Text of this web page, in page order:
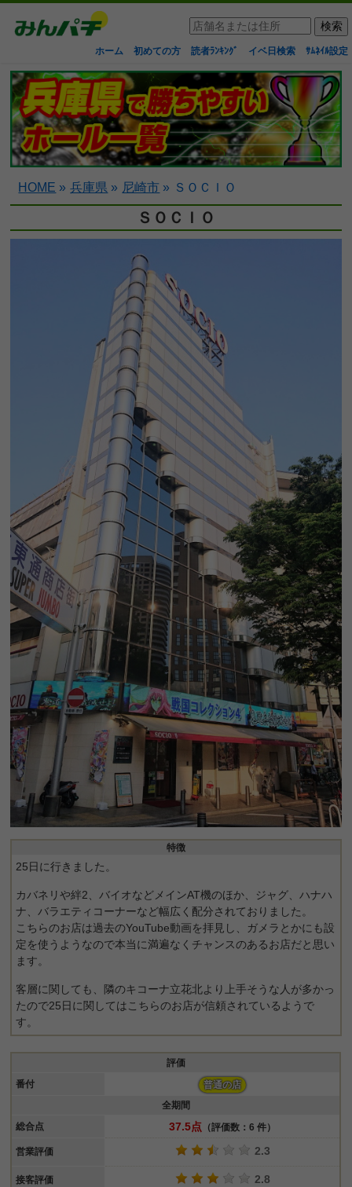
ホーム 初めての方 読者ﾗﾝｷﾝｸﾞ イベ日検索 ｻﾑﾈｲﾙ設定
HOME » 兵庫県 » 尼崎市 » ＳＯＣＩＯ
ＳＯＣＩＯ
特徴
25日に行きました。
カバネリや絆2、バイオなどメインAT機のほか、ジャグ、ハナハ
ナ、バラエティコーナーなど幅広く配分されておりました。
こちらのお店は過去のYouTube動画を拝見し、ガメラとかにも設
定を使うようなので本当に満遍なくチャンスのあるお店だと思い
ます。
客層に関しても、隣のキコーナ立花北より上手そうな人が多かっ
たので25日に関してはこちらのお店が信頼されているようで
す。
評価
番付
普通の店
全期間
総合点
37.5点 （評価数：6 件）
営業評価 2.3
接客評価 2.8